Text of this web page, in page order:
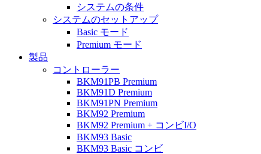
システムの条件
システムのセットアップ
Basic モード
Premium モード
製品
コントローラー
BKM91PB Premium
BKM91D Premium
BKM91PN Premium
BKM92 Premium
BKM92 Premium + コンビI/O
BKM93 Basic
BKM93 Basic コンビ